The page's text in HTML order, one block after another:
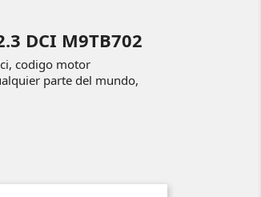
DCI M9TB702
codigo motor
parte del mundo,